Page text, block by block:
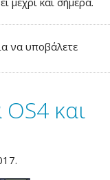
να υποβάλετε
και